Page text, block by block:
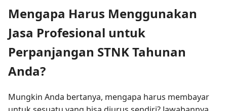
Mengapa Harus Menggunakan
Jasa Profesional untuk
Perpanjangan STNK Tahunan
Anda?
Mungkin Anda bertanya, mengapa harus membayar